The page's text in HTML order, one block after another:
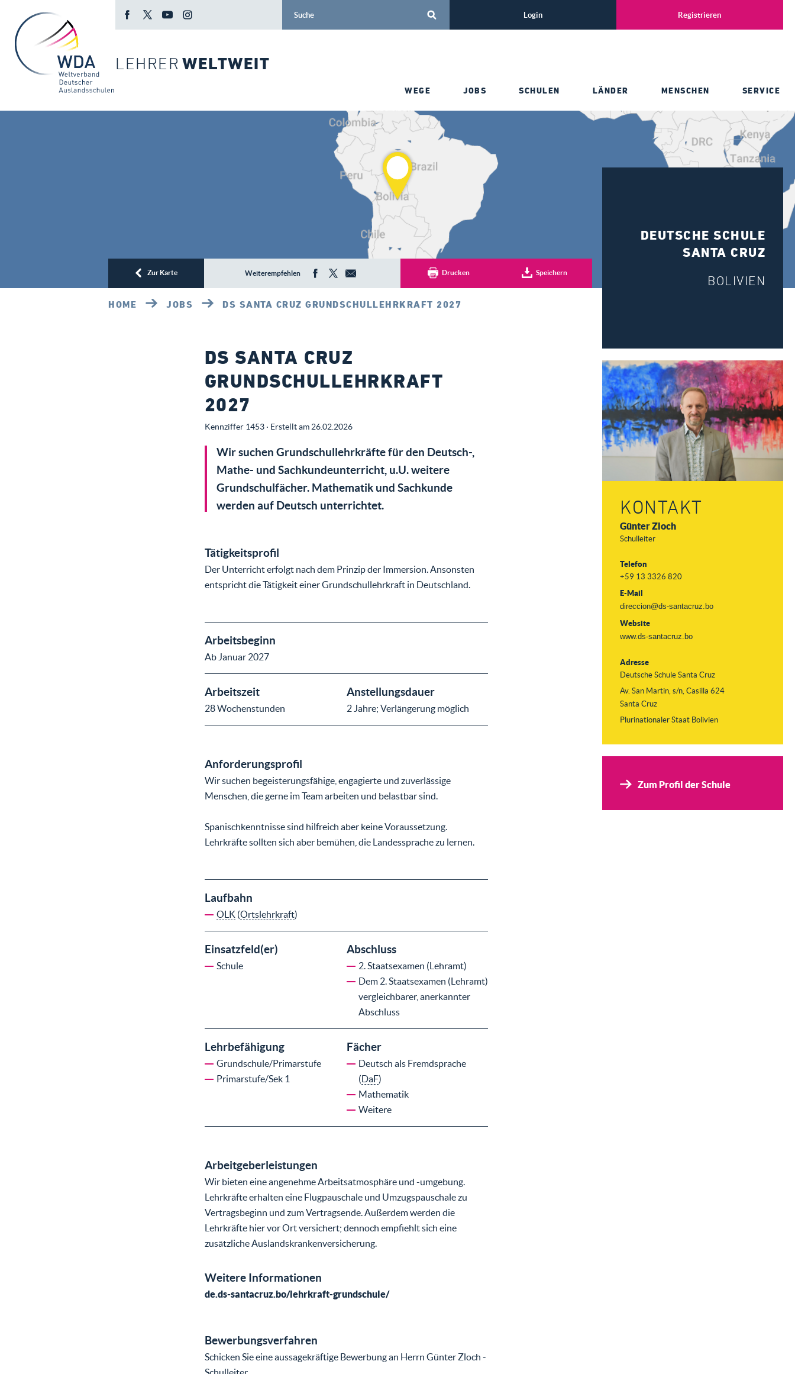
LEHRER WELTWEIT
Login Registrieren
WEGE JOBS SCHULEN LÄNDER MENSCHEN SERVICE
Zur Karte Weiterempfehlen Drucken Speichern
HOME JOBS DS SANTA CRUZ GRUNDSCHULLEHRKRAFT 2027
DEUTSCHE SCHULE
SANTA CRUZ
BOLIVIEN
KONTAKT
Günter Zloch
Schulleiter
Telefon
+59 13 3326 820
E-Mail
direccion@ds-santacruz.bo
Website
www.ds-santacruz.bo
Adresse
Deutsche Schule Santa Cruz
Av. San Martin, s/n, Casilla 624
Santa Cruz
Plurinationaler Staat Bolivien
Zum Profil der Schule
DS SANTA CRUZ
GRUNDSCHULLEHRKRAFT
2027
Kennziffer 1453 · Erstellt am 26.02.2026
Wir suchen Grundschullehrkräfte für den Deutsch-,
Mathe- und Sachkundeunterricht, u.U. weitere
Grundschulfächer. Mathematik und Sachkunde
werden auf Deutsch unterrichtet.
Tätigkeitsprofil
Der Unterricht erfolgt nach dem Prinzip der Immersion. Ansonsten
entspricht die Tätigkeit einer Grundschullehrkraft in Deutschland.
Arbeitsbeginn
Ab Januar 2027
Arbeitszeit
28 Wochenstunden
Anstellungsdauer
2 Jahre; Verlängerung möglich
Anforderungsprofil
Wir suchen begeisterungsfähige, engagierte und zuverlässige
Menschen, die gerne im Team arbeiten und belastbar sind.
Spanischkenntnisse sind hilfreich aber keine Voraussetzung.
Lehrkräfte sollten sich aber bemühen, die Landessprache zu lernen.
Laufbahn
OLK (Ortslehrkraft)
Einsatzfeld(er)
Schule
Abschluss
2. Staatsexamen (Lehramt)
Dem 2. Staatsexamen (Lehramt)
vergleichbarer, anerkannter
Abschluss
Lehrbefähigung
Grundschule/Primarstufe
Primarstufe/Sek 1
Fächer
Deutsch als Fremdsprache
(DaF)
Mathematik
Weitere
Arbeitgeberleistungen
Wir bieten eine angenehme Arbeitsatmosphäre und -umgebung.
Lehrkräfte erhalten eine Flugpauschale und Umzugspauschale zu
Vertragsbeginn und zum Vertragsende. Außerdem werden die
Lehrkräfte hier vor Ort versichert; dennoch empfiehlt sich eine
zusätzliche Auslandskrankenversicherung.
Weitere Informationen
de.ds-santacruz.bo/lehrkraft-grundschule/
Bewerbungsverfahren
Schicken Sie eine aussagekräftige Bewerbung an Herrn Günter Zloch -